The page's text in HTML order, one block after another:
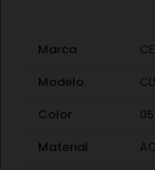
Marca
Modelo
Color
Material